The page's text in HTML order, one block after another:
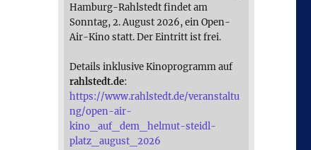
Hamburg-Rahlstedt findet am
Sonntag, 2. August 2026, ein Open-
Air-Kino statt. Der Eintritt ist frei.
Details inklusive Kinoprogramm auf
rahlstedt.de:
https://www.rahlstedt.de/veranstaltu
ng/open-air-
kino_auf_dem_helmut-steidl-
platz_august_2026